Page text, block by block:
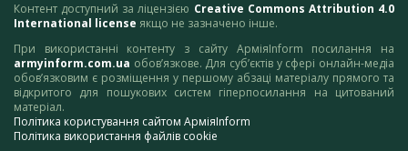
Контент доступний за ліцензією Creative Commons Attribution 4.0
International license якщо не зазначено інше.
При використанні контенту з сайту АрміяInform посилання на
armyinform.com.ua обов’язкове. Для суб’єктів у сфері онлайн-медіа
обов’язковим є розміщення у першому абзаці матеріалу прямого та
відкритого для пошукових систем гіперпосилання на цитований
матеріал.
Політика користування сайтом АрміяInform
Політика використання файлів cookie